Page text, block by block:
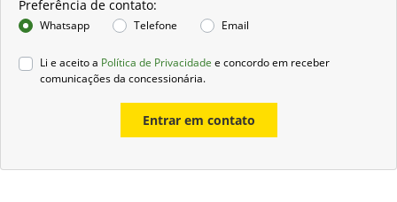
Preferência de contato:
Whatsapp Telefone Email
Li e aceito a Política de Privacidade e concordo em receber
comunicações da concessionária.
Entrar em contato